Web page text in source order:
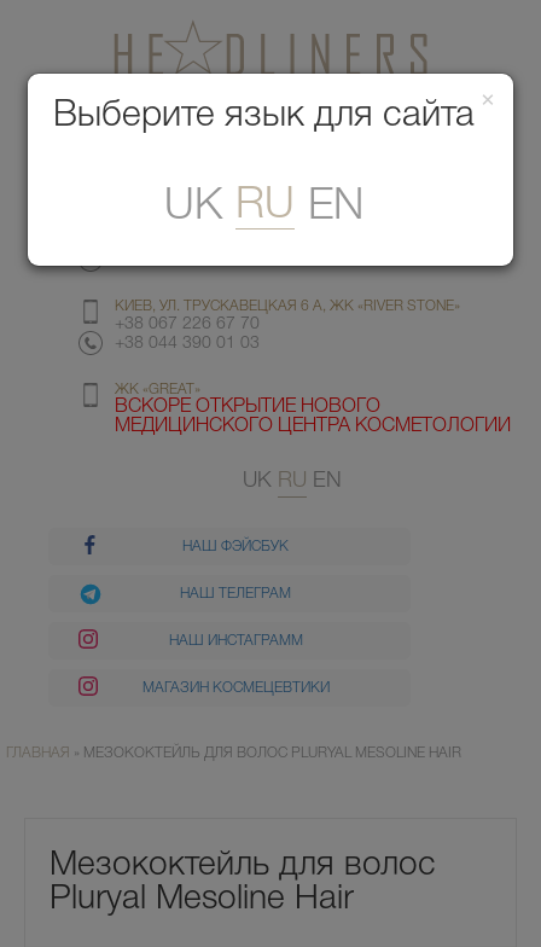
КИЕВ, УЛ. ГМЫРИ 6
КИЕВ, УЛ. ТРУСКАВЕЦКАЯ 6 А, ЖК «RIVER STONE»
+38 067 226 67 70
+38 044 390 01 03
ЖК «GREAT»
ВСКОРЕ ОТКРЫТИЕ НОВОГО
МЕДИЦИНСКОГО ЦЕНТРА КОСМЕТОЛОГИИ
UK RU EN
НАШ ФЭЙСБУК
НАШ ТЕЛЕГРАМ
НАШ ИНСТАГРАММ
МАГАЗИН КОСМЕЦЕВТИКИ
ГЛАВНАЯ » МЕЗОКОКТЕЙЛЬ ДЛЯ ВОЛОС PLURYAL MESOLINE HAIR
Мезококтейль для волос
Pluryal Mesoline Hair
×
Выберите язык для сайта
UK RU EN